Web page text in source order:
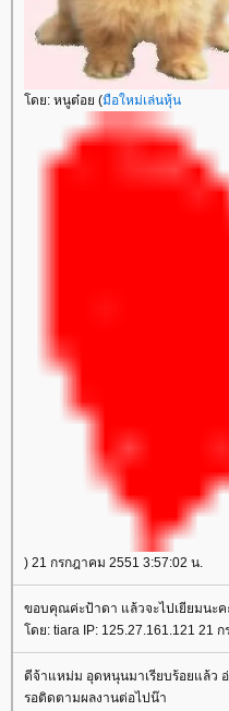
ดย: หนูต๋อย (มือใหม่เล่นหุ้น
) 21 กรกฎาคม 2551 3:57:02 น.
ขอบคุณค่ะป้าดา แล้วจะไปเยียมน
ดย: tiara IP: 125.27.161.121 21
ดีจ้าแหม่ม อุดหนุนมาเรียบร้อยแล้ว
รอติดตามผลงานต่อไปน๊า